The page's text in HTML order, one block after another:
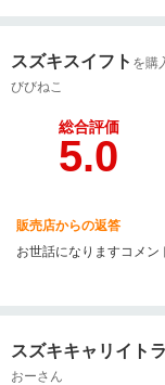
スズキスイフト を購
びびねこ
総合評価
5.0
販売店からの返答
お世話になりますコメン
スズキキャリイト
おーさん